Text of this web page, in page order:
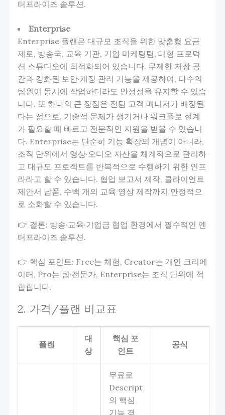
터프라이즈 솔루션.
Enterprise
Enterprise 플랜은 대규모 조직을 위한 맞춤형 요금
제로, 방송국, 교육 기관, 기업 마케팅팀, 대형 프로덕
션 스튜디오에 최적화되어 있습니다. 무제한 저장 공
간과 강화된 보안·계정 관리 기능을 제공하여, 다수의
팀원이 동시에 작업하더라도 안정성을 유지할 수 있습
니다. 또 하나의 큰 장점은 전담 고객 매니저가 배정된
다는 점으로, 기술적 문제가 생기거나 워크플로 설계
가 필요할 때 빠르고 전문적인 지원을 받을 수 있습니
다. Enterprise는 단순히 기능 확장의 개념이 아니라,
조직 단위에서 영상·오디오 자산을 체계적으로 관리하
고 대규모 프로젝트를 반복적으로 수행하기 위한 인프
라라고 할 수 있습니다. 협업 보고서 제작, 클라이언트
제안서 납품, 수백 개의 교육 영상 제작까지 안정적으
로 소화할 수 있습니다.
👉 결론: 방송·교육·기업급 협업 환경에서 필수적인 엔
터프라이즈 솔루션.
👉 핵심 포인트: Free는 체험, Creator는 개인 크리에
이터, Pro는 팀·전문가, Enterprise는 조직 단위에 적
합합니다.
2. 가격/플랜 비교표
플랜
대
상
핵심 포
인트
공식
무료로
Descript
의 핵심
기능 경